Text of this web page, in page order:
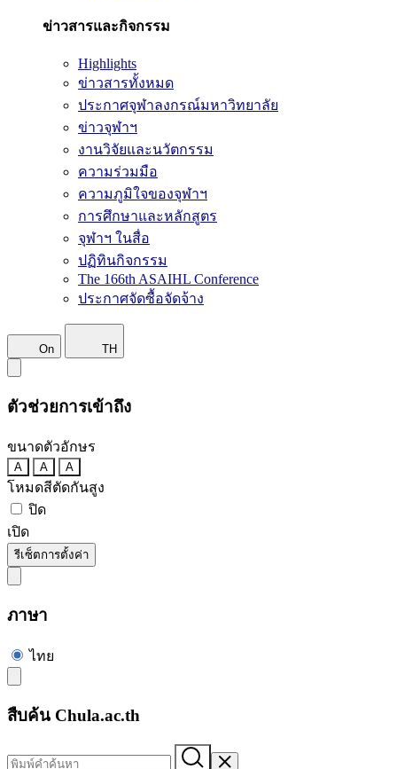
ข่าวสารและกิจกรรม
Highlights
ข่าวสารทั้งหมด
ประกาศจุฬาลงกรณ์มหาวิทยาลัย
ข่าวจุฬาฯ
งานวิจัยและนวัตกรรม
ความร่วมมือ
ความภูมิใจของจุฬาฯ
การศึกษาและหลักสูตร
จุฬาฯ ในสื่อ
ปฏิทินกิจกรรม
The 166th ASAIHL Conference
ประกาศจัดซื้อจัดจ้าง
On TH
ตัวช่วยการเข้าถึง
ขนาดตัวอักษร
A A A
โหมดสีตัดกันสูง
ปิด
เปิด
รีเซ็ตการตั้งค่า
ภาษา
ไทย
สืบค้น Chula.ac.th